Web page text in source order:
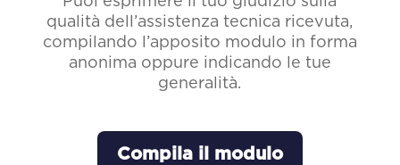
qualità dell’assistenza tecnica ricevuta,
compilando l’apposito modulo in forma
anonima oppure indicando le tue
generalità.
Compila il modulo